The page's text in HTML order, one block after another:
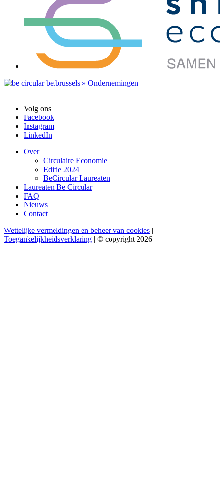
Volg ons
Facebook
Instagram
LinkedIn
Over
Circulaire Economie
Editie 2024
BeCircular Laureaten
Laureaten Be Circular
FAQ
Nieuws
Contact
Wettelijke vermeldingen en beheer van cookies |
Toegankelijkheidsverklaring | © copyright 2026